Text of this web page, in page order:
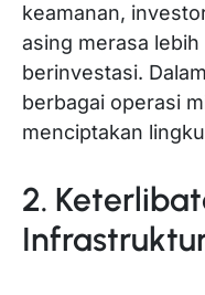
keamanan,
asing merasa
berinvestasi.
berbagai operasi
menciptakan
2.